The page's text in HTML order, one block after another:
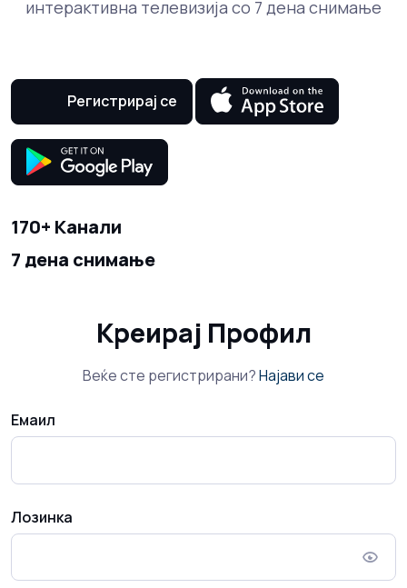
интерактивна телевизија со 7 дена снимање
Регистрирај се
170+ Канали
7 дена снимање
Креирај Профил
Веќе сте регистрирани?Најави се
Емаил
Лозинка